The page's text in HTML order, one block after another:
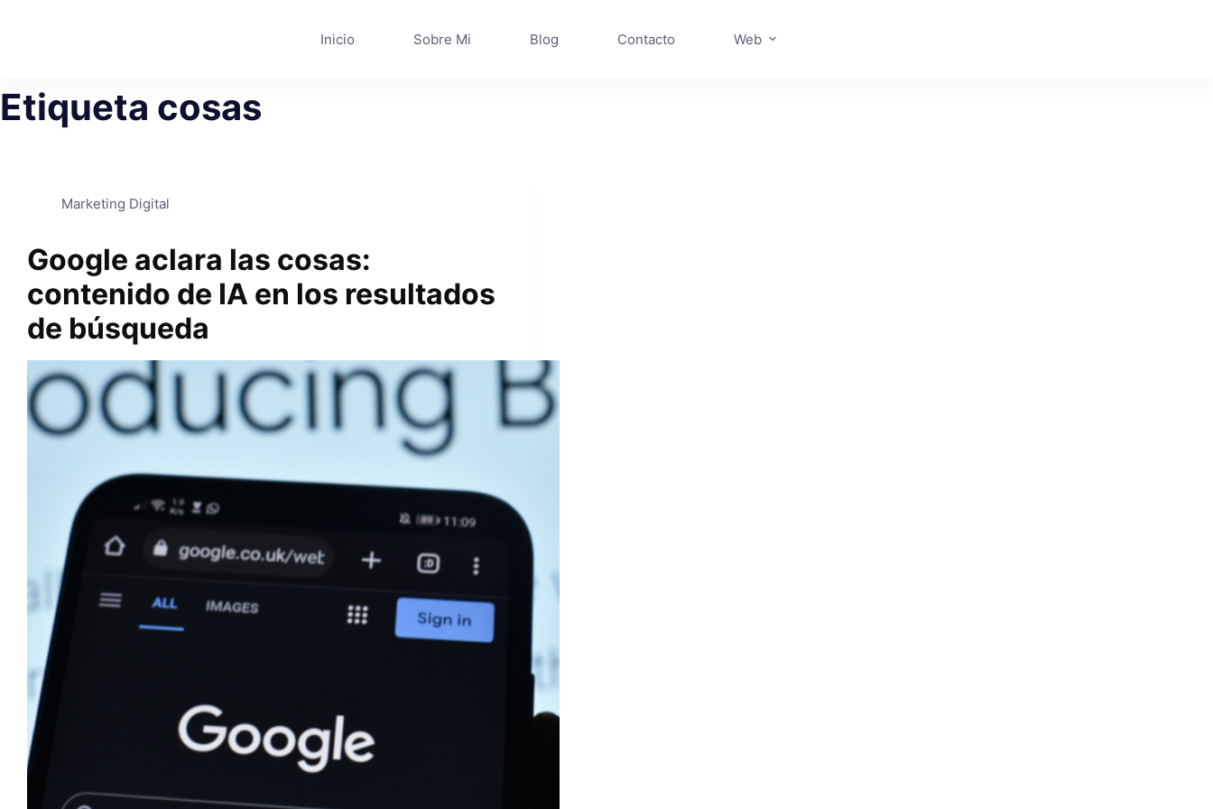
Inicio Sobre Mi Blog Contacto Web
Etiqueta cosas
Marketing Digital
Google aclara las cosas:
contenido de IA en los resultados
de búsqueda